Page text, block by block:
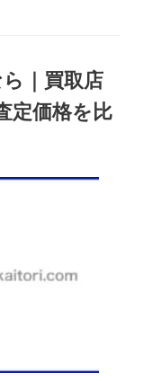
｜買取店
定価格を比